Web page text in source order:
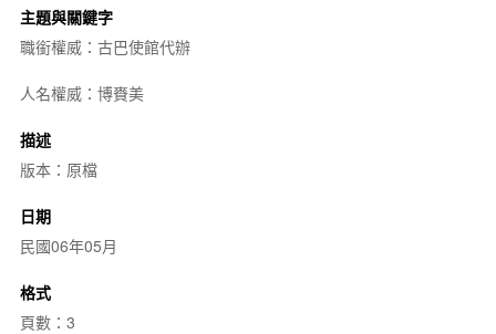
主題與關鍵字
職銜權威：古巴使館代辦
人名權威：博賚美
描述
版本：原檔
日期
民國06年05月
格式
頁數：3